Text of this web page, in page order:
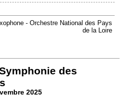
- Orchestre National des Pays
de la Loire
des
2025